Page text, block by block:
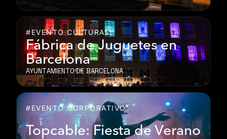
#EVENTO CULTURAL
Fábrica de Juguetes en
Barcelona
AYUNTAMIENTO DE BARCELONA
#EVENTO CORPORATIVO
Topcable: Fiesta de Verano